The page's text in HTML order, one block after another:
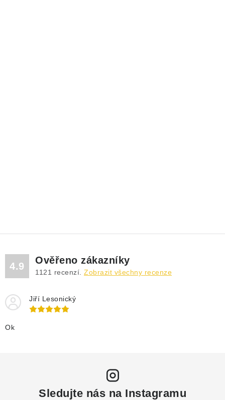
4.9
Ověřeno zákazníky
1121 recenzí. Zobrazit všechny recenze
Jiří Lesonický
Ok
Sledujte nás na Instagramu